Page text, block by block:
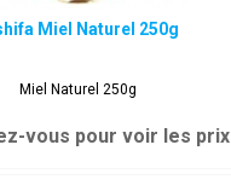
Miel Naturel 250g
Miel Naturel 250g
vous pour voir les prix